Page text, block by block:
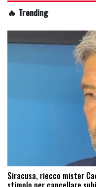
🔥 Trending
Siracusa, riecco mister